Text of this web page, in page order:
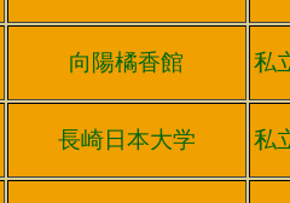
向陽橘香館 私
長崎日本大学 私